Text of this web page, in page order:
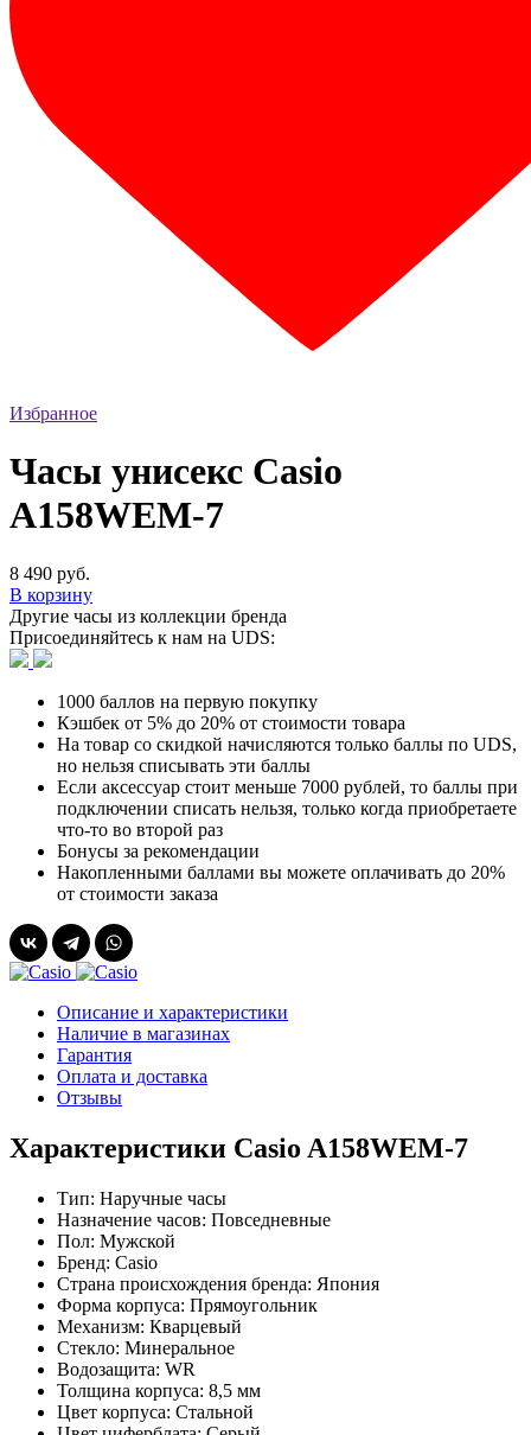
Избранное
Часы унисекс Casio
A158WEM-7
8 490 руб.
В корзину
Другие часы из коллекции бренда
Присоединяйтесь к нам на UDS:
1000 баллов на первую покупку
Кэшбек от 5% до 20% от стоимости товара
На товар со скидкой начисляются только баллы по UDS,
но нельзя списывать эти баллы
Если аксессуар стоит меньше 7000 рублей, то баллы при
подключении списать нельзя, только когда приобретаете
что-то во второй раз
Бонусы за рекомендации
Накопленными баллами вы можете оплачивать до 20%
от стоимости заказа
Описание и характеристики
Наличие в магазинах
Гарантия
Оплата и доставка
Отзывы
Характеристики Casio A158WEM-7
Тип: Наручные часы
Назначение часов: Повседневные
Пол: Мужской
Бренд: Casio
Страна происхождения бренда: Япония
Форма корпуса: Прямоугольник
Механизм: Кварцевый
Стекло: Минеральное
Водозащита: WR
Толщина корпуса: 8,5 мм
Цвет корпуса: Стальной